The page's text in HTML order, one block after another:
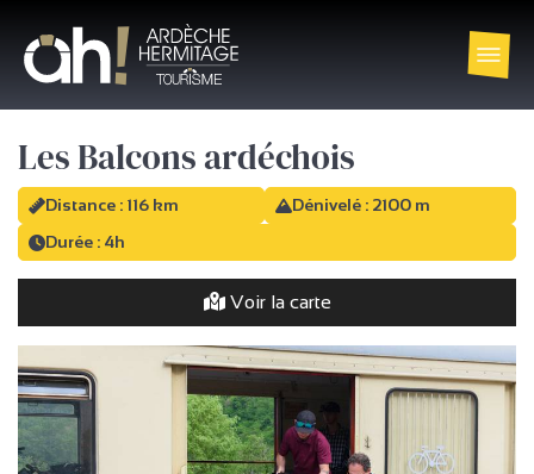
Les Balcons ardéchois
Distance : 116 km
Dénivelé : 2100 m
Durée : 4h
Voir la carte